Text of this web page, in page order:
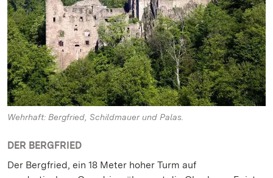
Wehrhaft: Bergfried, Schildmauer und Palas.
DER BERGFRIED
Der Bergfried, ein 18 Meter hoher Turm auf